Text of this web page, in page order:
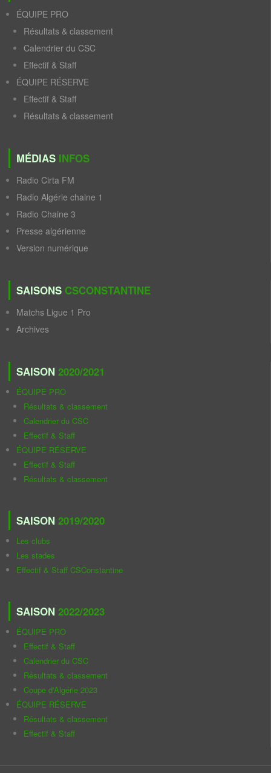
ÉQUIPE PRO
Résultats & classement
Calendrier du CSC
Effectif & Staff
ÉQUIPE RÉSERVE
Effectif & Staff
Résultats & classement
MÉDIAS INFOS
Radio Cirta FM
Radio Algérie chaine 1
Radio Chaine 3
Presse algérienne
Version numérique
SAISONS CSCONSTANTINE
Matchs Ligue 1 Pro
Archives
SAISON 2020/2021
ÉQUIPE PRO
Résultats & classement
Calendrier du CSC
Effectif & Staff
ÉQUIPE RÉSERVE
Effectif & Staff
Résultats & classement
SAISON 2019/2020
Les clubs
Les stades
Effectif & Staff CSConstantine
SAISON 2022/2023
ÉQUIPE PRO
Effectif & Staff
Calendrier du CSC
Résultats & classement
Coupe d'Algérie 2023
ÉQUIPE RÉSERVE
Résultats & classement
Effectif & Staff